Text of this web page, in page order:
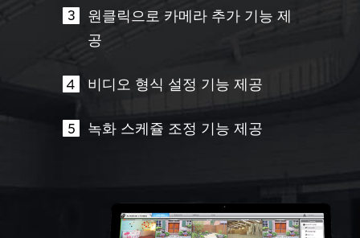
원클릭으로 카메라 추가 기능 제
공
비디오 형식 설정 기능 제공
녹화 스케쥴 조정 기능 제공